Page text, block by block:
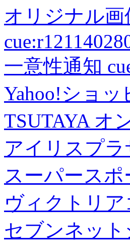
オリジナル画
一意性通知
Yahoo!ショ
TSUTAYA オ
アイリスプラ
スーパース
ヴィクトリ
セブンネッ